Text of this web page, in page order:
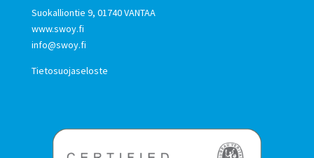
Suokalliontie 9, 01740 VANTAA
www.swoy.fi
info@swoy.fi
Tietosuojaseloste